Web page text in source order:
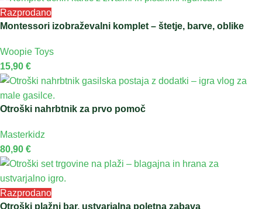
Razprodano
Montessori izobraževalni komplet – štetje, barve, oblike
Woopie Toys
15,90 €
Otroški nahrbtnik za prvo pomoč
Masterkidz
80,90 €
Razprodano
Otroški plažni bar, ustvarjalna poletna zabava